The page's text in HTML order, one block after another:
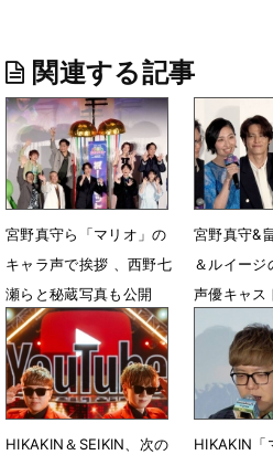
関連する記事
宮野真守ら「マリオ」の
キャラ声で挨拶 、西野七
瀬らと秘蔵写真も公開
5月5日 19時52分
宮野真守&
＆ルイー
声優キャス
＆HIKAKIN
4月28日
HIKAKIN＆SEIKIN、次の
HIKAKIN「